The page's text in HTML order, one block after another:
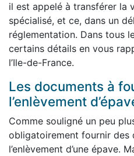
il est appelé à transférer la
spécialisé, et ce, dans un
réglementation. Dans tous
certains détails en vous
l’Ile-de-France.
Les documents à
l’enlèvement
Comme souligné un peu
obligatoirement fournir des
l’enlèvement d’une épave.